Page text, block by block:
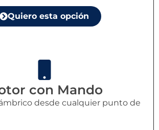
Quiero esta opción
con Mando
desde cualquier punto de